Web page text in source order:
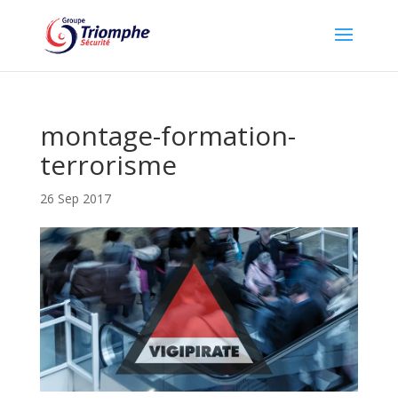
montage-formation-
terrorisme
26 Sep 2017